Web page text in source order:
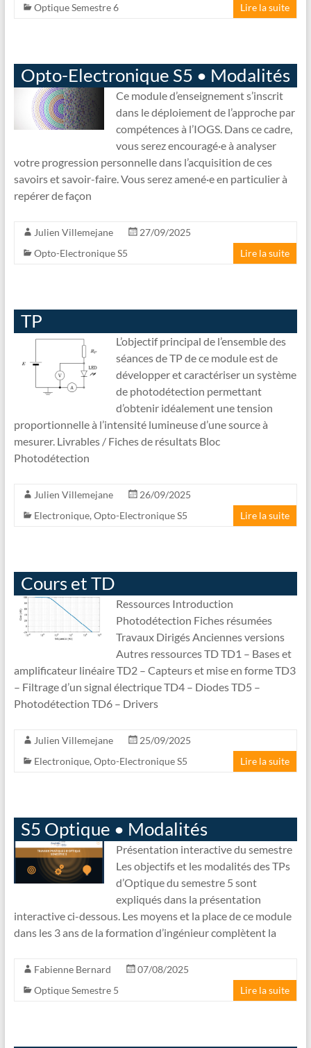
Optique Semestre 6
Lire la suite
Opto-Electronique S5 • Modalités
Ce module d’enseignement s’inscrit
dans le déploiement de l’approche par
compétences à l’IOGS. Dans ce cadre,
vous serez encouragé·e à analyser
votre progression personnelle dans l’acquisition de ces
savoirs et savoir-faire. Vous serez amené·e en particulier à
repérer de façon
Julien Villemejane
27/09/2025
Opto-Electronique S5
Lire la suite
TP
L’objectif principal de l’ensemble des
séances de TP de ce module est de
développer et caractériser un système
de photodétection permettant
d’obtenir idéalement une tension
proportionnelle à l’intensité lumineuse d’une source à
mesurer. Livrables / Fiches de résultats Bloc
Photodétection
Julien Villemejane
26/09/2025
Electronique, Opto-Electronique S5 Lire la suite
Cours et TD
Ressources Introduction
Photodétection Fiches résumées
Travaux Dirigés Anciennes versions
Autres ressources TD TD1 – Bases et
amplificateur linéaire TD2 – Capteurs et mise en forme TD3
– Filtrage d’un signal électrique TD4 – Diodes TD5 –
Photodétection TD6 – Drivers
Julien Villemejane
25/09/2025
Electronique, Opto-Electronique S5 Lire la suite
S5 Optique • Modalités
Présentation interactive du semestre
Les objectifs et les modalités des TPs
d’Optique du semestre 5 sont
expliqués dans la présentation
interactive ci-dessous. Les moyens et la place de ce module
dans les 3 ans de la formation d’ingénieur complètent la
Fabienne Bernard
07/08/2025
Optique Semestre 5
Lire la suite